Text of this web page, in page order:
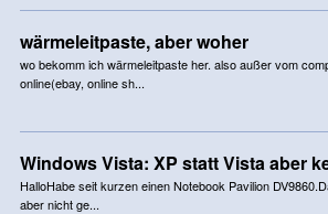
wärmeleitpaste, aber woher
wo bekomm ich wärmeleitpaste her. also außer vom
online(ebay, online sh...
Windows Vista: XP statt Vista aber
HalloHabe seit kurzen einen Notebook Pavilion
aber nicht ge...